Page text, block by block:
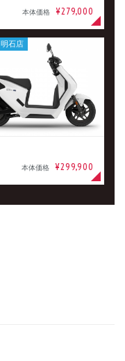
本体価格 ¥279,000
本体価格 ¥299,900
明石店